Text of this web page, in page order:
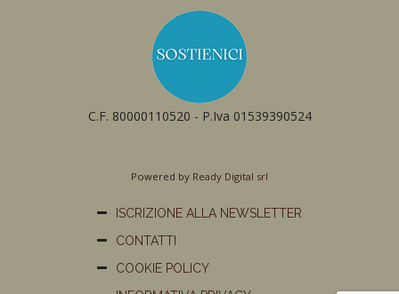
C.F. 80000110520 - P.Iva 01539390524
Powered by Ready Digital srl
ISCRIZIONE ALLA NEWSLETTER
CONTATTI
COOKIE POLICY